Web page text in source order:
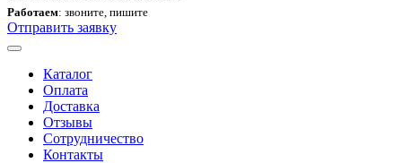
Работаем: звоните, пишите
Отправить заявку
Каталог
Оплата
Доставка
Отзывы
Сотрудничество
Контакты